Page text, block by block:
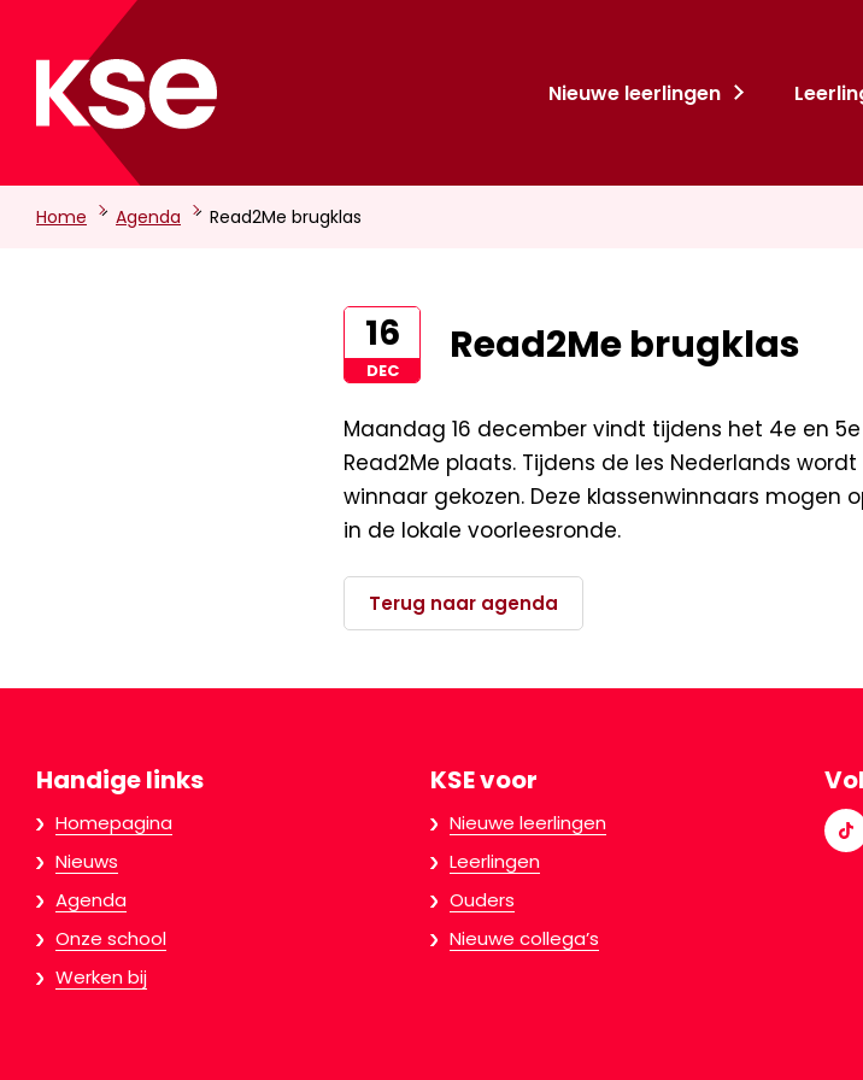
Nieuwe leerlingen
Home -Agenda -Read2Me brugklas
16
DEC
Read2Me brugklas
Maandag 16 december vindt tijdens het 4e en
Read2Me plaats. Tijdens de les Nederlands
winnaar gekozen. Deze klassenwinnaars mogen
in de lokale voorleesronde.
Terug naar agenda
Handige links
Homepagina
Nieuws
Agenda
Onze school
Werken bij
KSE voor
Nieuwe leerlingen
Leerlingen
Ouders
Nieuwe collega’s